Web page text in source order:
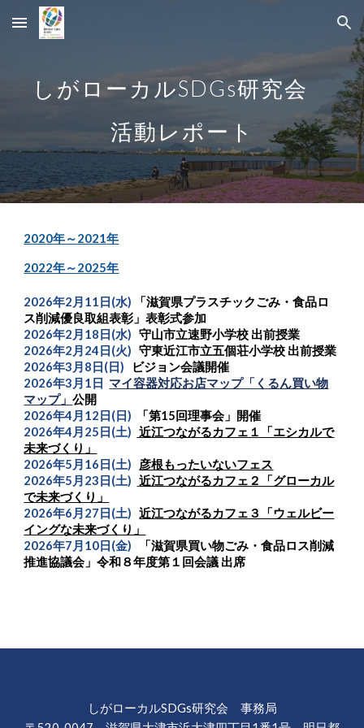
Skip to main content Skip to navigation
しがローカルSDGs研究会
活動レポート
2020年～2021年
2022年～2025年
2026年2 月 11日(水) 「滋賀県プラスチックごみ・食品ロ
ス削減優良取組表彰」表彰式参加
2026年2 月 18日(水) 守山市立速野小学校 出前授業
2026年2 月 24日(火) 守東近江市立五個荘小学校 出前授業
2026年3 月 8日(日) ビジョン会議開催
2026年3 月1日 マイ容器対応お店マップ「くるん買い物
マップ」公開
2026年4 月 12日(日)
「第15回理事会」開催
2026年4 月 25日(土) 近江つながるカフェ１「エシカルで
未来づくり」
2026年5 月 16日(土)
彦根もったいないフェス
2026年5 月 23日(土)
近江つながるカフェ２「グローカル
で未来づくり」
2026年6 月 27日(土)
近江つながるカフェ３「ウェルビー
イングな未来づくり」
2026年7 月 10 日(金)
「滋賀県買い物ごみ・食品ロス削減
推進協議会」令和８年度第１回会議 出席
しがローカルSDGs研究会 事務局